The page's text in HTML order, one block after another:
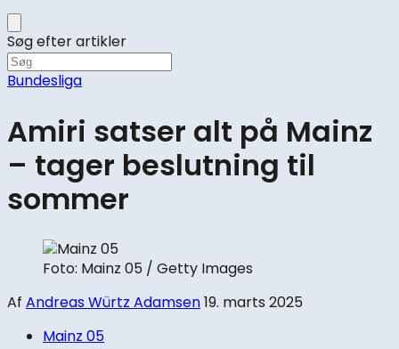
Søg efter artikler
Bundesliga
Amiri satser alt på Mainz
– tager beslutning til
sommer
Foto: Mainz 05 / Getty Images
Af Andreas Würtz Adamsen19. marts 2025
Mainz 05